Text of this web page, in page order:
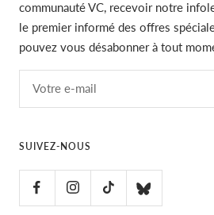
communauté VC, recevoir notre
le premier informé des offres
pouvez vous désabonner à tout
Votre e-mail
SUIVEZ-NOUS